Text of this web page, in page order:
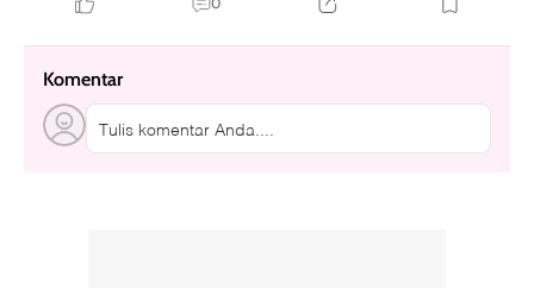
Komentar
Tulis komentar Anda....